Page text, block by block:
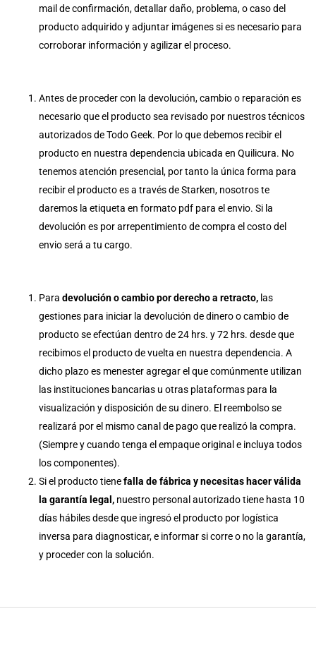
mail de confirmación, detallar daño, problema, o caso del
producto adquirido y adjuntar imágenes si es necesario para
corroborar información y agilizar el proceso.
Antes de proceder con la devolución, cambio o reparación es
necesario que el producto sea revisado por nuestros técnicos
autorizados de Todo Geek. Por lo que debemos recibir el
producto en nuestra dependencia ubicada en Quilicura. No
tenemos atención presencial, por tanto la única forma para
recibir el producto es a través de Starken, nosotros te
daremos la etiqueta en formato pdf para el envio. Si la
devolución es por arrepentimiento de compra el costo del
envio será a tu cargo.
Para devolución o cambio por derecho a retracto, las
gestiones para iniciar la devolución de dinero o cambio de
producto se efectúan dentro de 24 hrs. y 72 hrs. desde que
recibimos el producto de vuelta en nuestra dependencia. A
dicho plazo es menester agregar el que comúnmente utilizan
las instituciones bancarias u otras plataformas para la
visualización y disposición de su dinero. El reembolso se
realizará por el mismo canal de pago que realizó la compra.
(Siempre y cuando tenga el empaque original e incluya todos
los componentes).
Si el producto tienefalla de fábrica y necesitas hacer válida
la garantía legal, nuestro personal autorizado tiene hasta 10
días hábiles desde que ingresó el producto por logística
inversa para diagnosticar, e informar si corre o no la garantía,
y proceder con la solución.